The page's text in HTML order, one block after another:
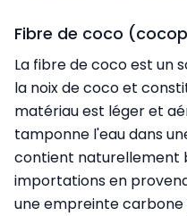
Fibre de coco
La fibre de coco est un
la noix de coco et
matériau est léger et
tamponne l'eau dans
contient naturellement
importations en
une empreinte